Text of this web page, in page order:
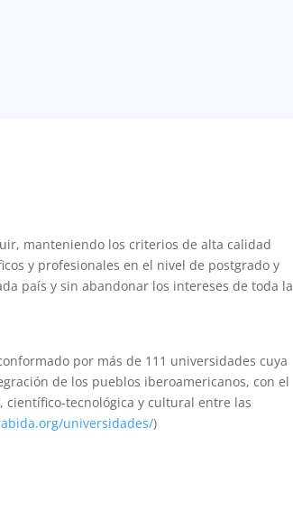
manteniendo los criterios de alta calidad
y profesionales en el nivel de postgrado y
país y sin abandonar los intereses de toda la
por más de 111 universidades cuya
de los pueblos iberoamericanos, con el
científico-tecnológica y cultural entre las
universidades/)